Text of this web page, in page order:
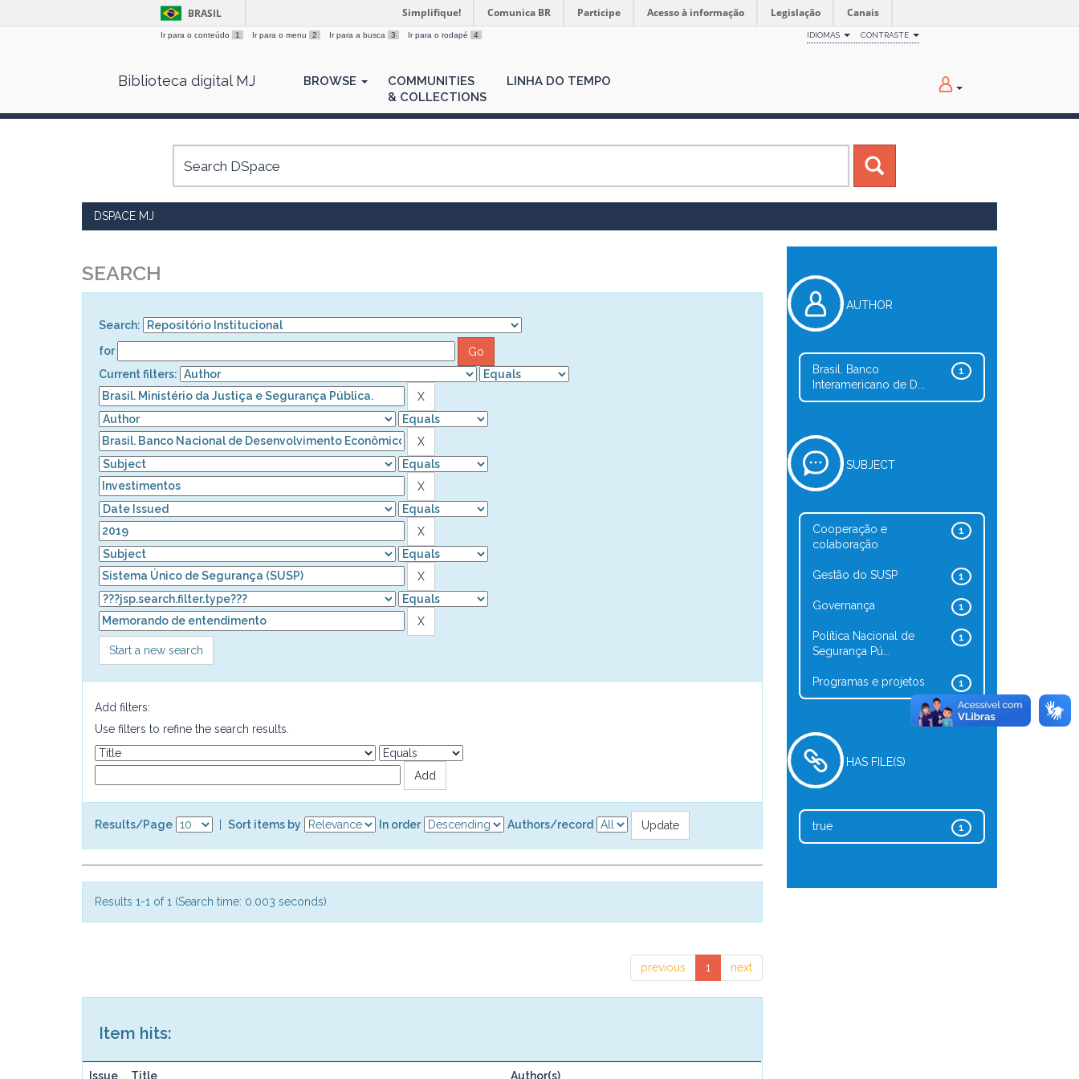
BRASIL Simplifique! Comunica BR Participe Acesso à informação Legislação Canais
Ir para o conteúdo 1 Ir para o menu 2 Ir para a busca 3 Ir para o rodapé 4 IDIOMAS CONTRASTE
Biblioteca digital MJ BROWSE
COMMUNITIES
& COLLECTIONS
LINHA DO TEMPO
DSPACE MJ
SEARCH
Search:
for
Current filters:
Start a new search
Add filters:
Use filters to refine the search results.
Results/Page Sort items by In order Authors/record
Results 1-1 of 1 (Search time: 0.003 seconds).
previous 1 next
Item hits:
Issue Title Author(s)
AUTHOR
1
Brasil. Banco
Interamericano de D...
SUBJECT
1
Cooperação e
colaboração
1
Gestão do SUSP
1
Governança
1
Política Nacional de
Segurança Pú...
1
Programas e projetos
HAS FILE(S)
1
true